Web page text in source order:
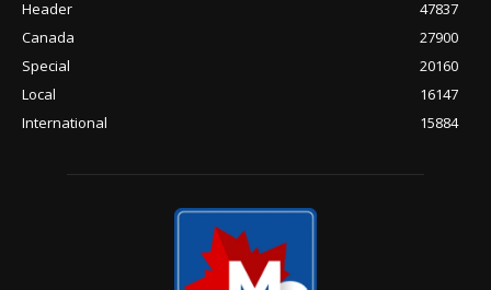
Header
47837
Canada
27900
Special
20160
Local
16147
International
15884